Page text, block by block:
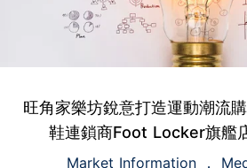
旺角家樂坊銳意打造運動潮流
鞋連鎖商Foot Locker旗艦
Market Information